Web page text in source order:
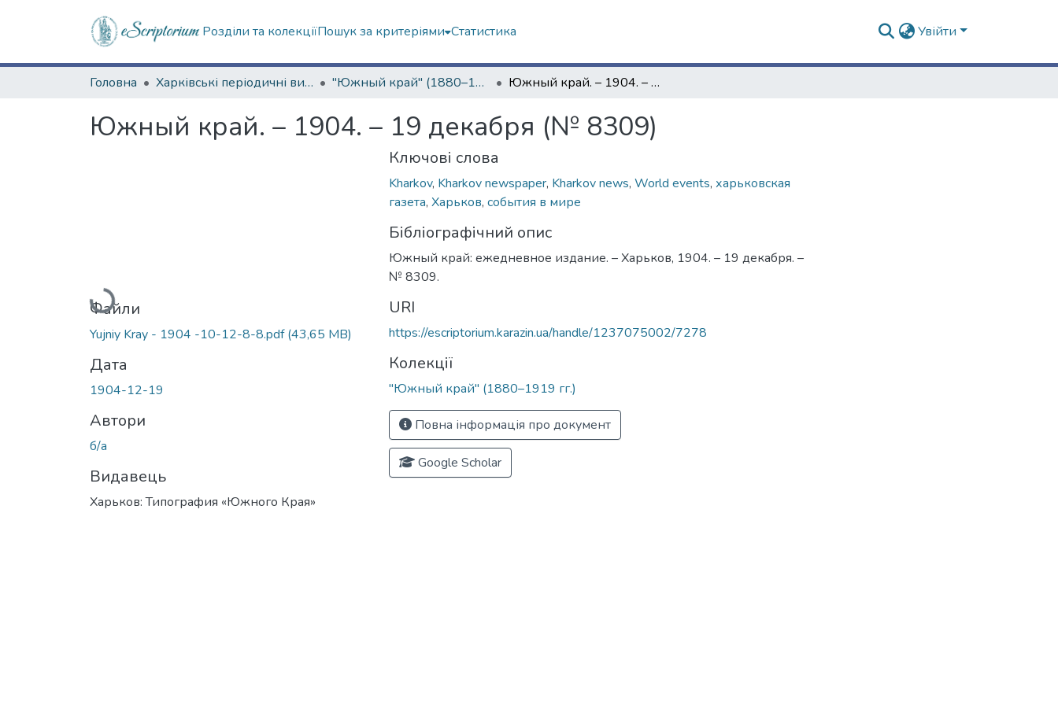
Розділи та колекціїПошук за критеріями Статистика Увійти
Головна Харківські періодичні видання "Южный край" (1880–1919 гг.) Южный край. – 1904. – 19 декабря (№ 8309)
Южный край. – 1904. – 19 декабря (№ 8309)
Вантажиться...
Файли
Yujniy Kray - 1904 -10-12-8-8.pdf(43,65 MB)
Дата
1904-12-19
Автори
б/а
Видавець
Харьков: Типография «Южного Края»
Ключові слова
Kharkov, Kharkov newspaper, Kharkov news, World events, харьковская
газета, Харьков, события в мире
Бібліографічний опис
Южный край: ежедневное издание. – Харьков, 1904. – 19 декабря. –
№ 8309.
URI
https://escriptorium.karazin.ua/handle/1237075002/7278
Колекції
"Южный край" (1880–1919 гг.)
Повна інформація про документ
Google Scholar